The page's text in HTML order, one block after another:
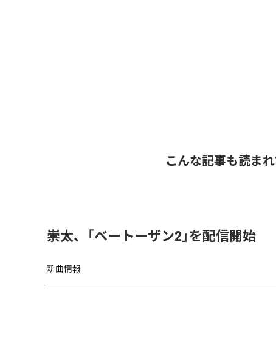
こんな記事も読ま
崇太、「ベートーザン2」を配信開始
新曲情報